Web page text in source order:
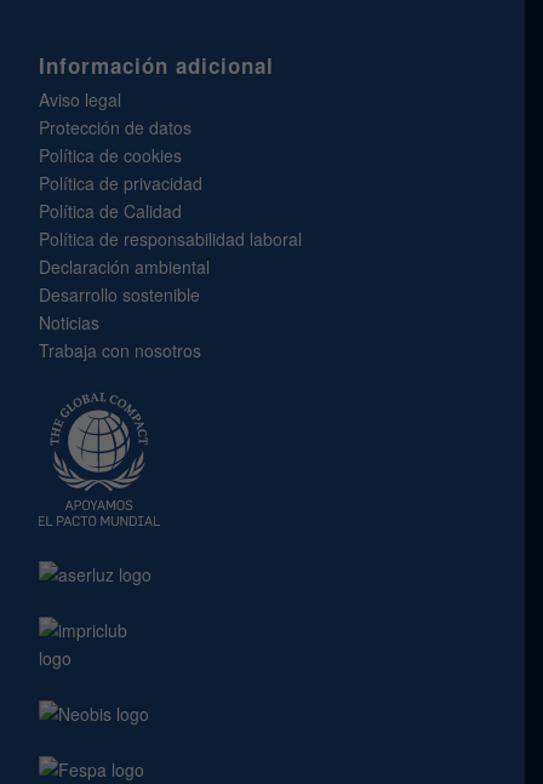
Información adicional
Aviso legal
Protección de datos
Política de cookies
Política de privacidad
Política de Calidad
Política de responsabilidad laboral
Declaración ambiental
Desarrollo sostenible
Noticias
Trabaja con nosotros